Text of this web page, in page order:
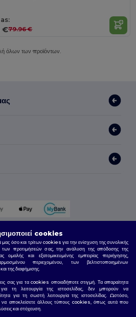
€79.96 €
όλων των προϊόντων.
cookies
μας όσο και τρίτων cookies για την ενίσχυση της συνολικής
των προτιμήσεών σας, την ανάλυση της απόδοσης της
ομαλής και εξατομικευμένης εμπειρίας περιήγησης,
περιεχομένου, των βελτιστοποιημένων
της διαφήμισης.
σας για τα cookies οποιαδήποτε στιγμή. Τα απαραίτητα
τη λειτουργία της ιστοσελίδας, δεν μπορούν να
για τη σωστή λειτουργία της ιστοσελίδας. Ωστόσο,
ή να αποκλείσετε άλλους τύπους cookies, όπως αυτά που
και στόχευση.